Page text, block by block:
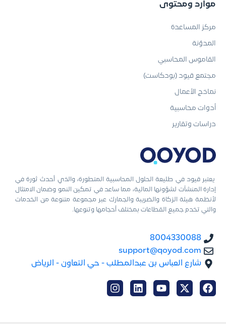
يعتبر قيود في طليعة الحلول المحاسبية المتطورة، والذي أحدث ثورة في
إدارة المنشآت لشؤونها المالية، مما ساعد في تمكين النمو وضمان الامتثال
لأنظمة هيئة الزكاة والضريبة والجمارك عبر مجموعة متنوعة من الخدمات
والتي تخدم جميع القطاعات بمختلف أحجامها وتنوعها.
8004330088
support@qoyod.com
شارع العباس بن عبدالمطلب - حي التعاون - الرياض
موارد ومحتوى
مركز المساعدة
المدوّنة
القاموس المحاسبي
مجتمع قيود (بودكاست)
نماذج الأعمال
أدوات محاسبية
دراسات وتقارير